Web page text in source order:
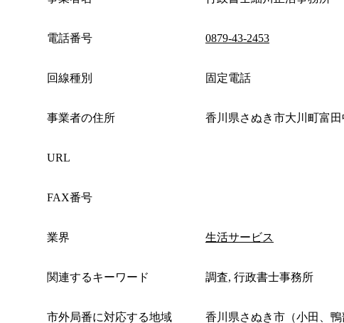
電話番号 0879-43-2453
回線種別 固定電話
事業者の住所 香川県さぬき市大川町富
URL
FAX番号
業界 生活サービス
関連するキーワード 調査, 行政書士事務所
市外局番に対応する地域 香川県さぬき市（小田、